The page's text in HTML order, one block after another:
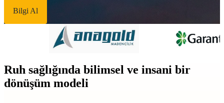
Bilgi Al
Ruh sağlığında bilimsel ve insani bir
dönüşüm modeli